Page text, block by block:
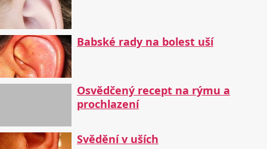
Babské rady na bolest uší
Osvědčený recept na rýmu a
prochlazení
Svědění v uších